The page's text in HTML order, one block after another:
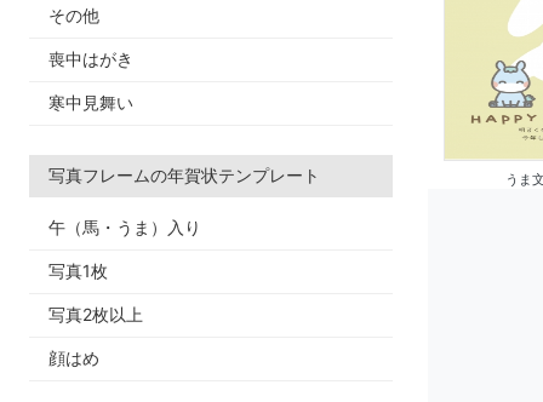
その他
喪中はがき
寒中見舞い
写真フレームの年賀状テンプレート
午（馬・うま）入り
写真1枚
写真2枚以上
顔はめ
うま